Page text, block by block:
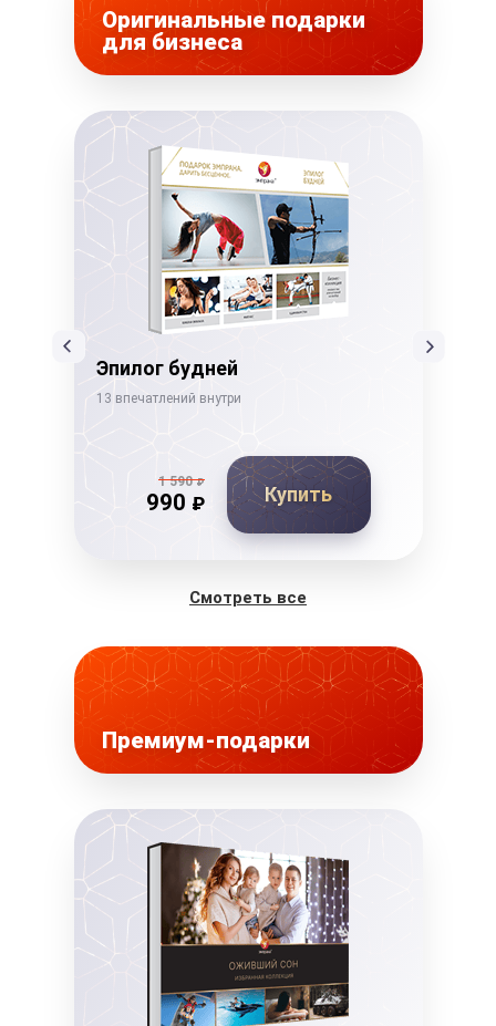
Оригинальные подарки
для бизнеса
Эпилог будней
13 впечатлений внутри
1 590₽
990 ₽ Купить
Смотреть все
Премиум-подарки